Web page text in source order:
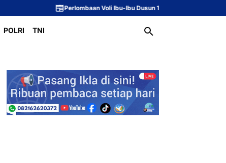
Perlombaan Voli Ibu-Ibu Dusun 1 Meriahkan Peringatan HUT ke-81
POLRI TNI